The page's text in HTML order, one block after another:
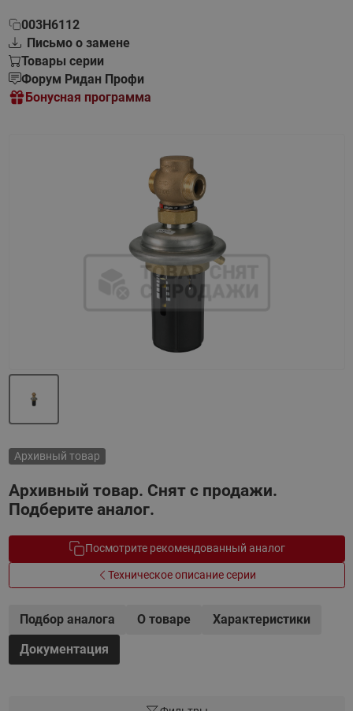
003H6112
Письмо о замене
Товары серии
Форум Ридан Профи
Бонусная программа
Архивный товар
Архивный товар. Снят с продажи.
Подберите аналог.
Посмотрите рекомендованный аналог
Техническое описание серии
Подбор аналога О товаре
Характеристики
Документация